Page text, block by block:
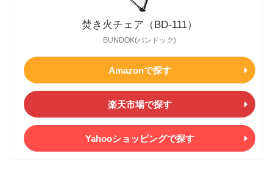
焚き火チェア（BD-111）
BUNDOK(バンドック)
Amazonで探す
楽天市場で探す
Yahooショッピングで探す